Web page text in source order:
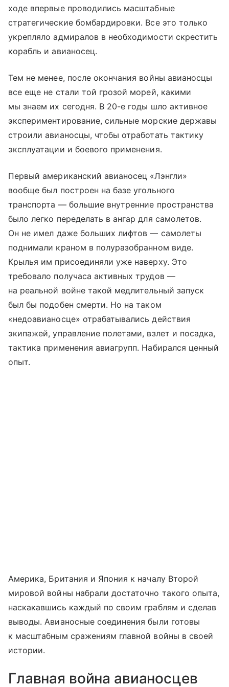
ходе впервые проводились масштабные
стратегические бомбардировки. Все это только
укрепляло адмиралов в необходимости скрестить
корабль и авианосец.
Тем не менее, после окончания войны авианосцы
все еще не стали той грозой морей, какими
мы знаем их сегодня. В 20-е годы шло активное
экспериментирование, сильные морские державы
строили авианосцы, чтобы отработать тактику
эксплуатации и боевого применения.
Первый американский авианосец «Лэнгли»
вообще был построен на базе угольного
транспорта — большие внутренние пространства
было легко переделать в ангар для самолетов.
Он не имел даже больших лифтов — самолеты
поднимали краном в полуразобранном виде.
Крылья им присоединяли уже наверху. Это
требовало получаса активных трудов —
на реальной войне такой медлительный запуск
был бы подобен смерти. Но на таком
«недоавианосце» отрабатывались действия
экипажей, управление полетами, взлет и посадка,
тактика применения авиагрупп. Набирался ценный
опыт.
Америка, Британия и Япония к началу Второй
мировой войны набрали достаточно такого опыта,
наскакавшись каждый по своим граблям и сделав
выводы. Авианосные соединения были готовы
к масштабным сражениям главной войны в своей
истории.
Главная война авианосцев